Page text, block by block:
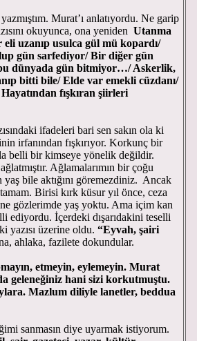
Murat’ı anlatıyordu. Ne garip
okuyunca, ona yeniden Utanma
eli uzanıp usulca gül mü kopardı/
gün sarfediyor/ Bir diğer gün
dünyada gün bitmiyor…/ Askerlik,
bitti bile/ Elde var emekli cüzdanı/
fışkıran şiirleri
ifadeleri bari sen sakın ola ki
irfanından fışkırıyor. Korkunç bir
belli bir kimseye yönelik değildir.
Ağlamalarımın bir çoğu
bile aktığını göremezdiniz. Ancak
Birisi kırk küsur yıl önce, ceza
gözlerimde yaş yoktu. Ama içim kan
ediyordu. İçerdeki dışarıdakini teselli
yazısı üzerine oldu. “Eyvah, şairi
ahlaka, fazilete dokundular.
etmeyin, eylemeyin. Murat
geleneğiniz hani sizi korkutmuştu.
Mazlum diliyle lanetler, beddua
sanmasın diye uyarmak istiyorum.